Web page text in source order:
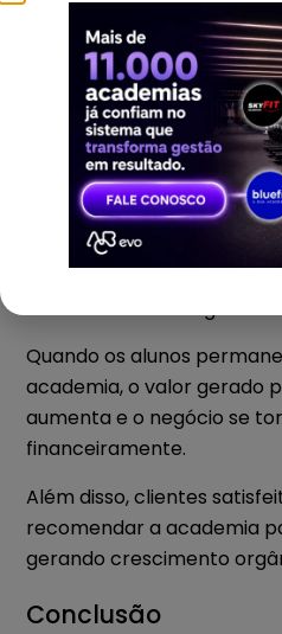
ativa conseguem evoluir
fortalecer a fidelização
Por que a
para academias
No mercado fitness,
grande parte de seus
novos alunos. Porém, a
lucratividade do negócio.
Quando os alunos
academia, o valor gerado
aumenta e o negócio se
financeiramente.
Além disso, clientes
recomendar a academia
gerando crescimento
Conclusão